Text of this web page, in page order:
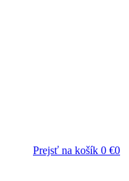
Prejsť na košík 0 €0